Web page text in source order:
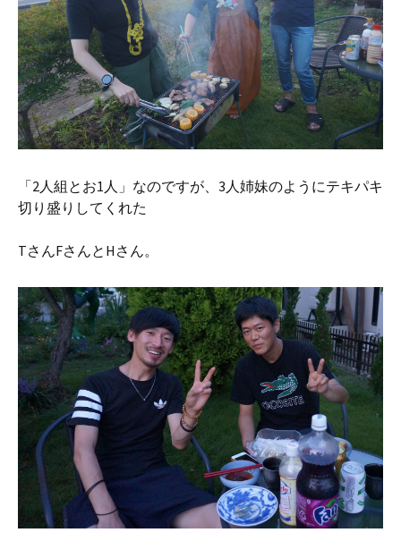
「2人組とお1人」なのですが、3人姉妹のようにテキパキ
切り盛りしてくれた
TさんFさんとHさん。